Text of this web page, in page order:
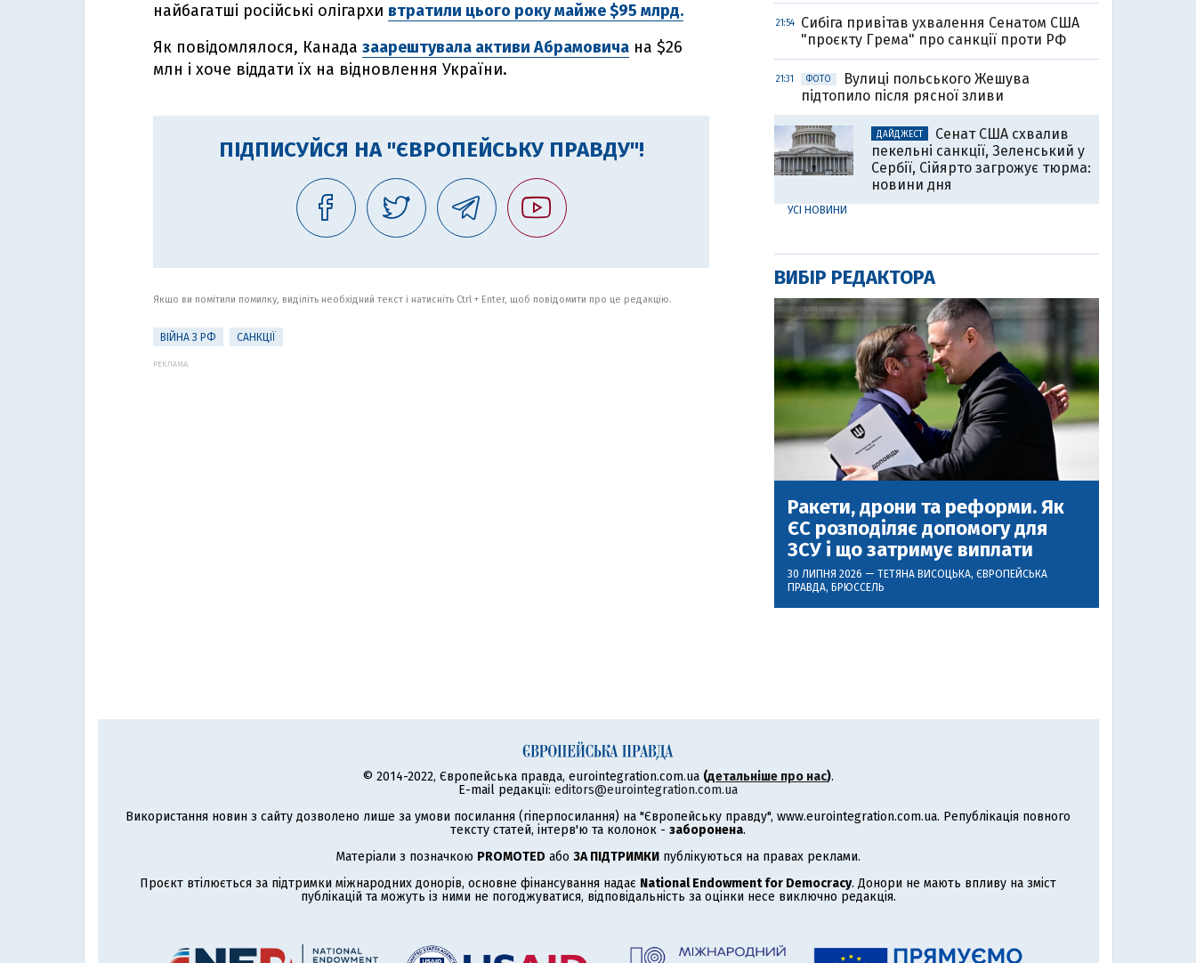
найбагатші російські олігархи втратили цього року майже $95 млрд.
Як повідомлялося, Канада заарештувала активи Абрамовича на $26
млн і хоче віддати їх на відновлення України.
ПІДПИСУЙСЯ НА "ЄВРОПЕЙСЬКУ ПРАВДУ"!
Якщо ви помітили помилку, виділіть необхідний текст і натисніть Ctrl + Enter, щоб повідомити про це редакцію.
ВІЙНА З РФ САНКЦІЇ
РЕКЛАМА:
21:54
Cибіга привітав ухвалення Сенатом США
"проєкту Грема" про санкції проти РФ
21:31 ФОТО
Вулиці польського Жешува
підтопило після рясної зливи
ДАЙДЖЕСТ
Сенат США схвалив
пекельні санкції, Зеленський у
Сербії, Сійярто загрожує тюрма:
новини дня
УСІ НОВИНИ
ВИБІР РЕДАКТОРА
Ракети, дрони та реформи. Як
ЄС розподіляє допомогу для
ЗСУ і що затримує виплати
30 ЛИПНЯ 2026 — ТЕТЯНА ВИСОЦЬКА, ЄВРОПЕЙСЬКА
ПРАВДА, БРЮССЕЛЬ
© 2014-2022, Європейська правда, eurointegration.com.ua (детальніше про нас).
E-mail редакції: editors@eurointegration.com.ua
Використання новин з сайту дозволено лише за умови посилання (гіперпосилання) на "Європейську правду", www.eurointegration.com.ua. Републікація повного
тексту статей, інтерв'ю та колонок - заборонена.
Матеріали з позначкою PROMOTED або ЗА ПІДТРИМКИ публікуються на правах реклами.
Проєкт втілюється за підтримки міжнародних донорів, основне фінансування надає National Endowment for Democracy. Донори не мають впливу на зміст
публікацій та можуть із ними не погоджуватися, відповідальність за оцінки несе виключно редакція.